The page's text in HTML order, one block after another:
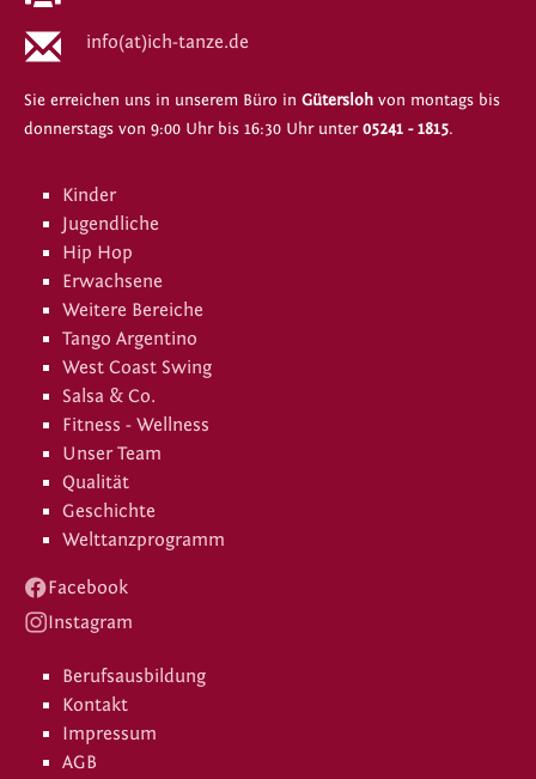
info(at)ich-tanze.de
Sie erreichen uns in unserem Büro in Gütersloh von montags bis
donnerstags von 9:00 Uhr bis 16:30 Uhr unter05241 - 1815.
Kinder
Jugendliche
Hip Hop
Erwachsene
Weitere Bereiche
Tango Argentino
West Coast Swing
Salsa & Co.
Fitness - Wellness
Unser Team
Qualität
Geschichte
Welttanzprogramm
Facebook
Instagram
Berufsausbildung
Kontakt
Impressum
AGB